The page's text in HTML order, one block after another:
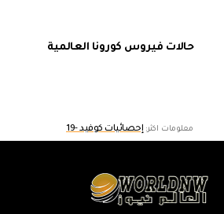
حالات فيروس كورونا العالمية
معلومات اكثر: إحصائيات كوفيد -19